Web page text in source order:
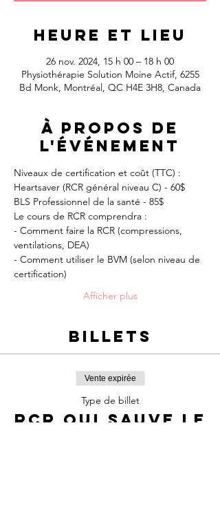
Heure et lieu
26 nov. 2024, 15 h 00 – 18 h 00
Physiothérapie Solution Moine Actif, 6255
Bd Monk, Montréal, QC H4E 3H8, Canada
À propos de
l'événement
Niveaux de certification et coût (TTC) :
Heartsaver (RCR général niveau C) - 60$
BLS Professionnel de la santé - 85$
Le cours de RCR comprendra :
- Comment faire la RCR (compressions,
ventilations, DEA)
- Comment utiliser le BVM (selon niveau de
certification)
Afficher plus
Billets
Vente expirée
Type de billet
RCR qui sauve le